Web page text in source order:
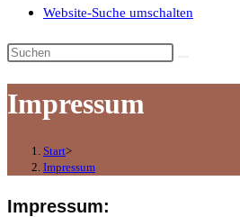
Website-Suche umschalten
Impressum
Start>
Impressum
Impressum: